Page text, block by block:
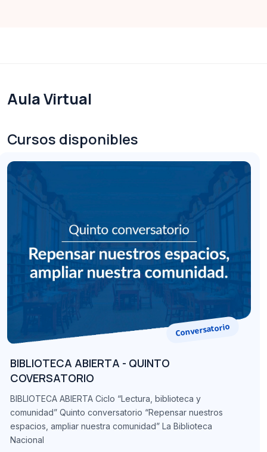
Aula Virtual
Bloques
Cursos disponibles
Conversatorio
BIBLIOTECA ABIERTA - QUINTO
COVERSATORIO
BIBLIOTECA ABIERTA Ciclo “Lectura, biblioteca y
comunidad” Quinto conversatorio “Repensar nuestros
espacios, ampliar nuestra comunidad” La Biblioteca
Nacional